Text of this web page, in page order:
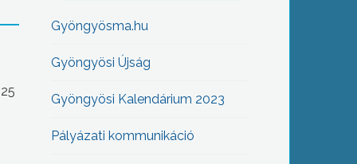
Gyöngyösma.hu
Gyöngyösi Újság
Gyöngyösi Kalendárium 2023
Pályázati kommunikáció